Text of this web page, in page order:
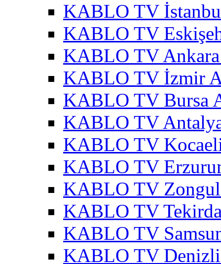
KABLO TV
KABLO TV
KABLO TV
KABLO TV İzmir
KABLO TV Bursa
KABLO TV
KABLO TV
KABLO TV
KABLO TV
KABLO TV
KABLO TV
KABLO TV